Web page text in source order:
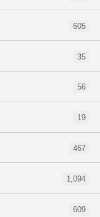
605
35
56
19
467
1,094
609